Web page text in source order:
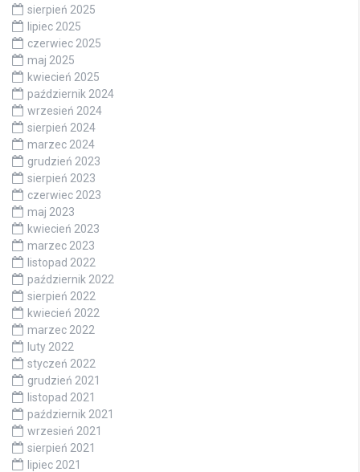
sierpień 2025
lipiec 2025
czerwiec 2025
maj 2025
kwiecień 2025
październik 2024
wrzesień 2024
sierpień 2024
marzec 2024
grudzień 2023
sierpień 2023
czerwiec 2023
maj 2023
kwiecień 2023
marzec 2023
listopad 2022
październik 2022
sierpień 2022
kwiecień 2022
marzec 2022
luty 2022
styczeń 2022
grudzień 2021
listopad 2021
październik 2021
wrzesień 2021
sierpień 2021
lipiec 2021